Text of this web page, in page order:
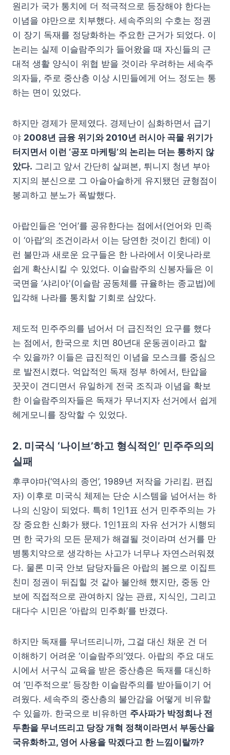
원리가 국가 통치에 더 적극적으로 등장해야 한다는
이념을 야만으로 치부했다. 세속주의의 수호는 정권
이 장기 독재를 정당화하는 주요한 근거가 되었다. 이
논리는 실제 이슬람주의가 들어왔을 때 자신들의 근
대적 생활 양식이 위협 받을 것이라 우려하는 세속주
의자들, 주로 중산층 이상 시민들에게 어느 정도는 통
하는 면이 있었다.
하지만 경제가 문제였다. 경제난이 심화하면서 급기
야 2008년 금융 위기와 2010년 러시아 곡물 위기가
터지면서 이런 ‘공포 마케팅’의 논리는 더는 통하지 않
았다. 그리고 앞서 간단히 살펴본, 튀니지 청년 부아
지지의 분신으로 그 아슬아슬하게 유지됐던 균형점이
붕괴하고 분노가 폭발했다.
아랍인들은 ‘언어’를 공유한다는 점에서(언어와 민족
이 ‘아랍’의 조건이라서 이는 당연한 것이긴 한데) 이
런 불만과 새로운 요구들은 한 나라에서 이웃나라로
쉽게 확산시킬 수 있었다. 이슬람주의 신봉자들은 이
국면을 ‘샤리아'(이슬람 공동체를 규율하는 종교법)에
입각해 나라를 통치할 기회로 삼았다.
제도적 민주주의를 넘어서 더 급진적인 요구를 했다
는 점에서, 한국으로 치면 80년대 운동권이라고 할
수 있을까? 이들은 급진적인 이념을 모스크를 중심으
로 발전시켰다. 억압적인 독재 정부 하에서, 탄압을
꿋꿋이 견디면서 유일하게 전국 조직과 이념을 확보
한 이슬람주의자들은 독재가 무너지자 선거에서 쉽게
헤게모니를 장악할 수 있었다.
2. 미국식 ‘나이브’하고 형식적인’ 민주주의의
실패
후쿠야마(‘역사의 종언’, 1989년 저작을 가리킴. 편집
자) 이후로 미국식 체제는 단순 시스템을 넘어서는 하
나의 신앙이 되었다. 특히 1인1표 선거 민주주의는 가
장 중요한 신화가 됐다. 1인1표의 자유 선거가 시행되
면 한 국가의 모든 문제가 해결될 것이라며 선거를 만
병통치약으로 생각하는 사고가 너무나 자연스러워졌
다. 물론 미국 안보 담당자들은 아랍의 봄으로 이집트
친미 정권이 뒤집힐 것 같아 불안해 했지만, 중동 안
보에 직접적으로 관여하지 않는 관료, 지식인, 그리고
대다수 시민은 ‘아랍의 민주화’를 반겼다.
하지만 독재를 무너뜨리니까, 그걸 대신 채운 건 더
이해하기 어려운 ‘이슬람주의’였다. 아랍의 주요 대도
시에서 서구식 교육을 받은 중산층은 독재를 대신하
여 ‘민주적으로’ 등장한 이슬람주의를 받아들이기 어
려웠다. 세속주의 중산층의 불안감을 어떻게 비유할
수 있을까. 한국으로 비유하면 주사파가 박정희나 전
두환을 무너뜨리고 당장 개혁 정책이라면서 부동산을
국유화하고, 영어 사용을 막겠다고 한 느낌이랄까?